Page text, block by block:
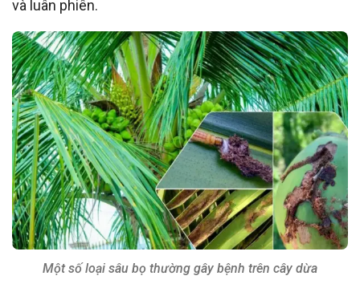
và luân phiên.
Một số loại sâu bọ thường gây bệnh trên cây dừa